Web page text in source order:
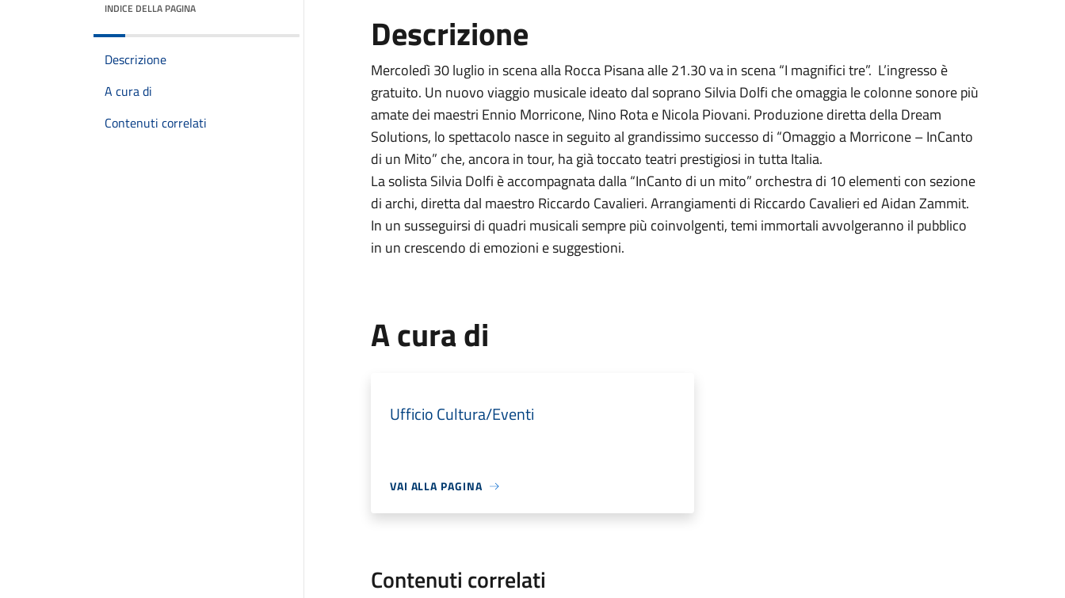
INDICE DELLA PAGINA
Descrizione
A cura di
Contenuti correlati
Descrizione
Mercoledì 30 luglio in scena alla Rocca Pisana alle 21.30 va in scena “I magnifici tre”. L’ingresso è
gratuito. Un nuovo viaggio musicale ideato dal soprano Silvia Dolfi che omaggia le colonne sonore più
amate dei maestri Ennio Morricone, Nino Rota e Nicola Piovani. Produzione diretta della Dream
Solutions, lo spettacolo nasce in seguito al grandissimo successo di “Omaggio a Morricone – InCanto
di un Mito” che, ancora in tour, ha già toccato teatri prestigiosi in tutta Italia.
La solista Silvia Dolfi è accompagnata dalla “InCanto di un mito” orchestra di 10 elementi con sezione
di archi, diretta dal maestro Riccardo Cavalieri. Arrangiamenti di Riccardo Cavalieri ed Aidan Zammit.
In un susseguirsi di quadri musicali sempre più coinvolgenti, temi immortali avvolgeranno il pubblico
in un crescendo di emozioni e suggestioni.
A cura di
Ufficio Cultura/Eventi
VAI ALLA PAGINA
Contenuti correlati